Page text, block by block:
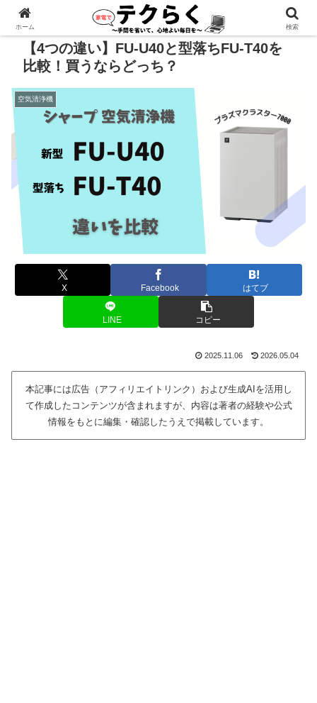
広告あり
【4つの違い】FU-U40と型落ちFU-T40を
比較！買うならどっち？
空気清浄機
X Facebook はてブ
LINE コピー
2025.11.06 2026.05.04
本記事には広告（アフィリエイトリンク）および生成AIを活用し
て作成したコンテンツが含まれますが、内容は著者の経験や公式
情報をもとに編集・確認したうえで掲載しています。
ホーム 検索